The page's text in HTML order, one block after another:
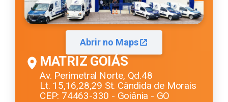
Abrir no Maps
MATRIZ GOIÁS
Av. Perimetral Norte, Qd.48
Lt. 15,16,28,29 St. Cândida de Morais
CEP: 74463-330 - Goiânia - GO